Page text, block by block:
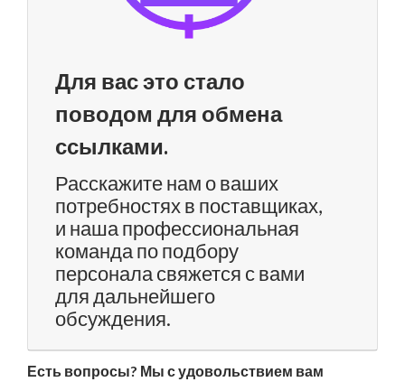
Для вас это стало
поводом для обмена
ссылками.
Расскажите нам о ваших
потребностях в поставщиках,
и наша профессиональная
команда по подбору
персонала свяжется с вами
для дальнейшего
обсуждения.
Есть вопросы? Мы с удовольствием вам